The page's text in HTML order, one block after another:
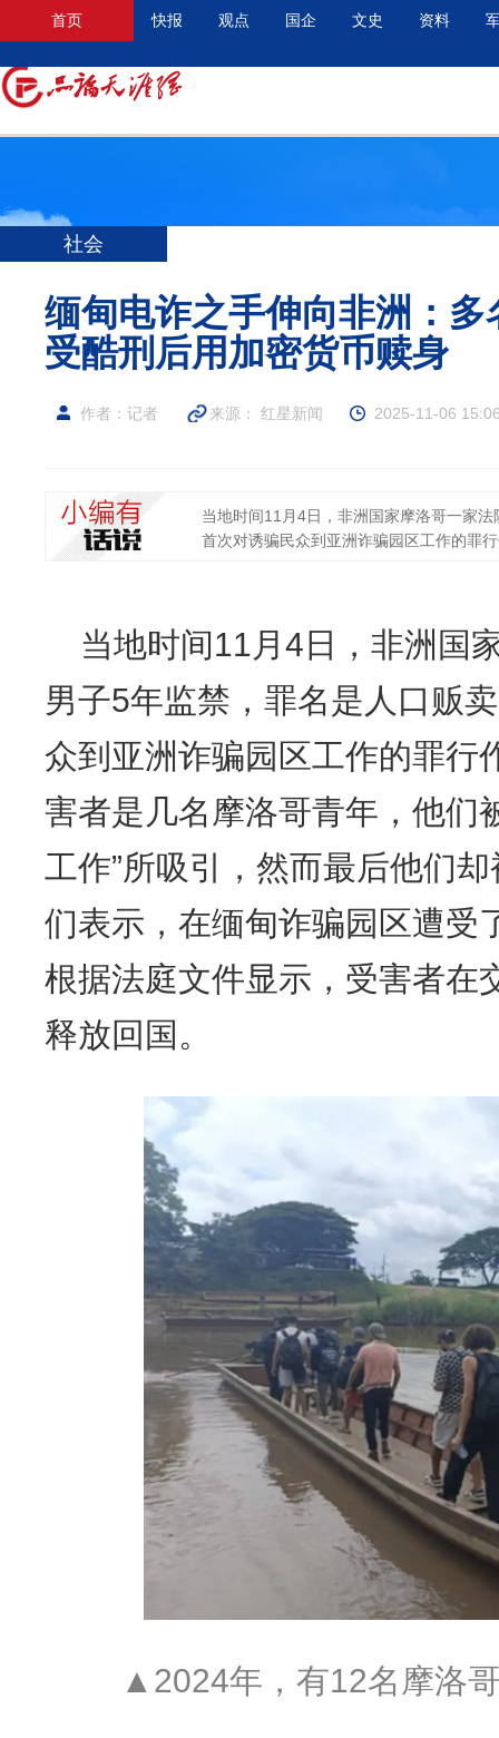
首页 快报 观点 国企 文史 资料
社会
缅甸电诈之手伸向非洲：
受酷刑后用加密货币赎身
作者：记者 来源： 红星新闻 2025-11-06
当地时间11月4日，非洲国家摩洛哥一家
首次对诱骗民众到亚洲诈骗园区工作的罪
当地时间11月4日，非洲国
男子5年监禁，罪名是人口贩
众到亚洲诈骗园区工作的罪行
害者是几名摩洛哥青年，他们
工作”所吸引，然而最后他们
们表示，在缅甸诈骗园区遭受
根据法庭文件显示，受害者在
释放回国。
▲2024年，有12名摩洛